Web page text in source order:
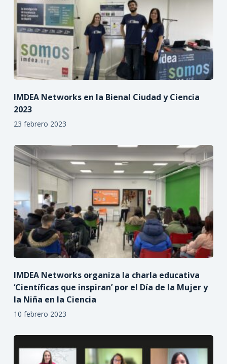
IMDEA Networks en la Bienal Ciudad y Ciencia
2023
23 febrero 2023
IMDEA Networks organiza la charla educativa
‘Científicas que inspiran’ por el Día de la Mujer y
la Niña en la Ciencia
10 febrero 2023